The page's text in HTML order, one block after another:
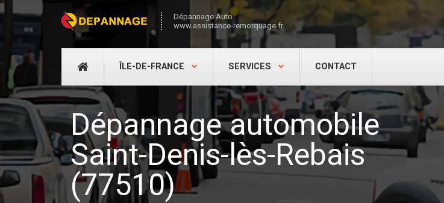
Dépannage Auto
www.assistance-remorquage.fr
DÉPANNAGE
ÎLE-DE-FRANCE SERVICES CONTACT
Dépannage automobile
Saint-Denis-lès-Rebais
(77510)